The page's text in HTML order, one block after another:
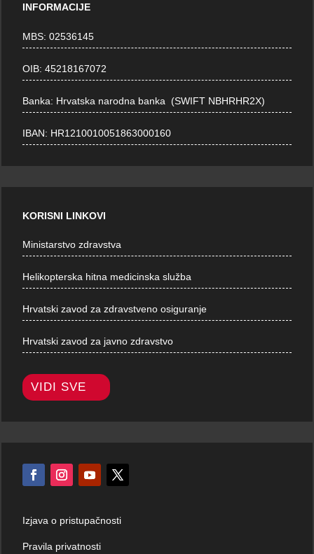
INFORMACIJE
MBS: 02536145
OIB: 45218167072
Banka: Hrvatska narodna banka (SWIFT NBHRHR2X)
IBAN: HR1210010051863000160
KORISNI LINKOVI
Ministarstvo zdravstva
Helikopterska hitna medicinska služba
Hrvatski zavod za zdravstveno osiguranje
Hrvatski zavod za javno zdravstvo
VIDI SVE
Izjava o pristupačnosti
Pravila privatnosti